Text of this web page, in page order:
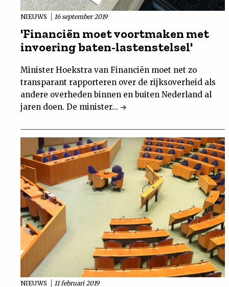
NIEUWS 16 september 2019
'Financiën moet voortmaken met
invoering baten-lastenstelsel'
Minister Hoekstra van Financiën moet net zo
transparant rapporteren over de rijksoverheid als
andere overheden binnen en buiten Nederland al
jaren doen. De minister...
NIEUWS 11 februari 2019